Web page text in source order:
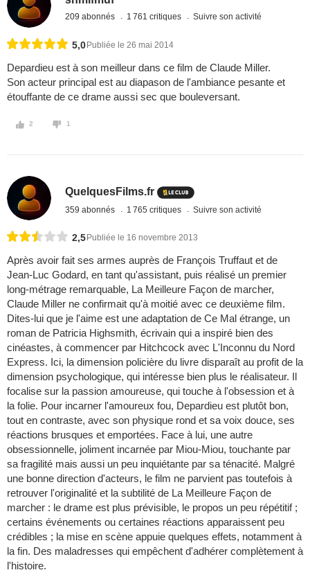
209 abonnés 1 761 critiques Suivre son activité
5,0 Publiée le 26 mai 2014
Depardieu est à son meilleur dans ce film de Claude Miller.
Son acteur principal est au diapason de l'ambiance pesante et
étouffante de ce drame aussi sec que bouleversant.
2 1
QuelquesFilms.fr
359 abonnés 1 765 critiques Suivre son activité
2,5 Publiée le 16 novembre 2013
Après avoir fait ses armes auprès de François Truffaut et de
Jean-Luc Godard, en tant qu'assistant, puis réalisé un premier
long-métrage remarquable, La Meilleure Façon de marcher,
Claude Miller ne confirmait qu'à moitié avec ce deuxième film.
Dites-lui que je l'aime est une adaptation de Ce Mal étrange, un
roman de Patricia Highsmith, écrivain qui a inspiré bien des
cinéastes, à commencer par Hitchcock avec L'Inconnu du Nord
Express. Ici, la dimension policière du livre disparaît au profit de la
dimension psychologique, qui intéresse bien plus le réalisateur. Il
focalise sur la passion amoureuse, qui touche à l'obsession et à
la folie. Pour incarner l'amoureux fou, Depardieu est plutôt bon,
tout en contraste, avec son physique rond et sa voix douce, ses
réactions brusques et emportées. Face à lui, une autre
obsessionnelle, joliment incarnée par Miou-Miou, touchante par
sa fragilité mais aussi un peu inquiétante par sa ténacité. Malgré
une bonne direction d'acteurs, le film ne parvient pas toutefois à
retrouver l'originalité et la subtilité de La Meilleure Façon de
marcher : le drame est plus prévisible, le propos un peu répétitif ;
certains événements ou certaines réactions apparaissent peu
crédibles ; la mise en scène appuie quelques effets, notamment à
la fin. Des maladresses qui empêchent d'adhérer complètement à
l'histoire.